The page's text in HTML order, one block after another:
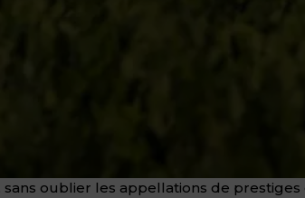
oublier les appellations de prestiges